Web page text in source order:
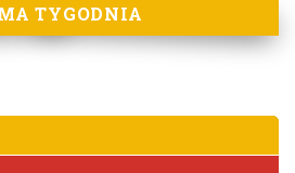
TYGODNIA